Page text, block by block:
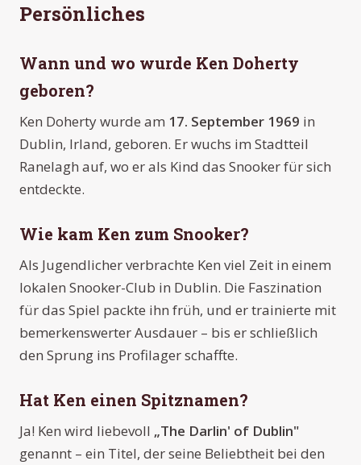
Persönliches
Wann und wo wurde Ken Doherty
geboren?
Ken Doherty wurde am 17. September 1969 in
Dublin, Irland, geboren. Er wuchs im Stadtteil
Ranelagh auf, wo er als Kind das Snooker für sich
entdeckte.
Wie kam Ken zum Snooker?
Als Jugendlicher verbrachte Ken viel Zeit in einem
lokalen Snooker-Club in Dublin. Die Faszination
für das Spiel packte ihn früh, und er trainierte mit
bemerkenswerter Ausdauer – bis er schließlich
den Sprung ins Profilager schaffte.
Hat Ken einen Spitznamen?
Ja! Ken wird liebevoll „The Darlin' of Dublin"
genannt – ein Titel, der seine Beliebtheit bei den